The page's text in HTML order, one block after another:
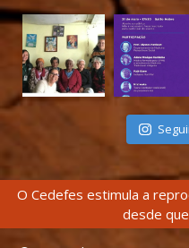
O Cedefes estimula a
desde